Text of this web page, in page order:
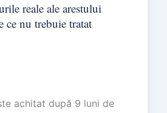
reale ale arestului
ce nu trebuie tratat
achitat după 9 luni de